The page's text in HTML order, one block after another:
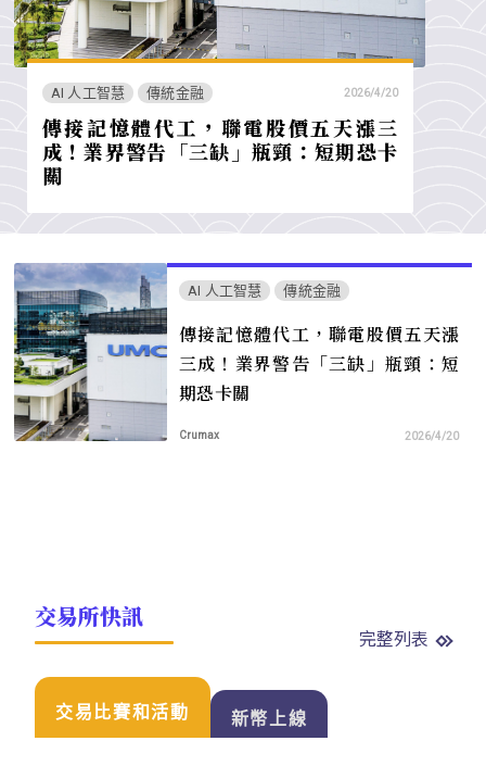
AI 人工智慧 傳統金融 2026/4/20
傳接記憶體代工，聯電股價五天漲三
成！業界警告「三缺」瓶頸：短期恐卡
關
AI 人工智慧 傳統金融
傳接記憶體代工，聯電股價五天漲
三成！業界警告「三缺」瓶頸：短
期恐卡關
Crumax 2026/4/20
交易所快訊
完整列表
交易比賽和活動 新幣上線